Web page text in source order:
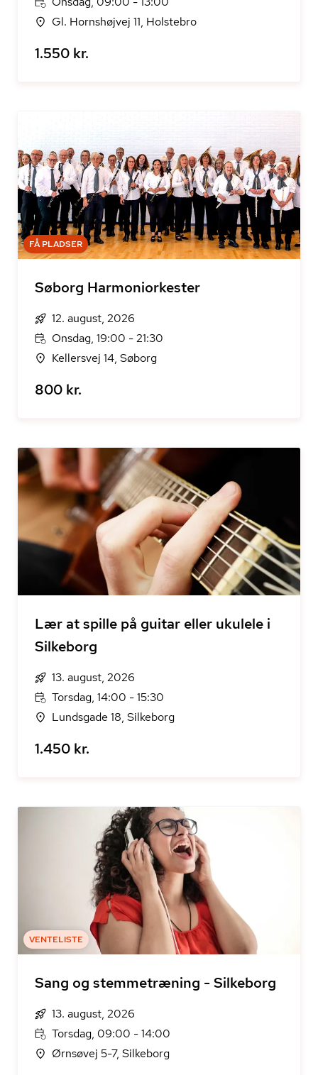
Gl. Hornshøjvej 11, Holstebro
1.550 kr.
FÅ PLADSER
Søborg Harmoniorkester
12. august, 2026
Onsdag, 19:00 - 21:30
Kellersvej 14, Søborg
800 kr.
Lær at spille på guitar eller ukulele i
Silkeborg
13. august, 2026
Torsdag, 14:00 - 15:30
Lundsgade 18, Silkeborg
1.450 kr.
VENTELISTE
Sang og stemmetræning - Silkeborg
13. august, 2026
Torsdag, 09:00 - 14:00
Ørnsøvej 5-7, Silkeborg